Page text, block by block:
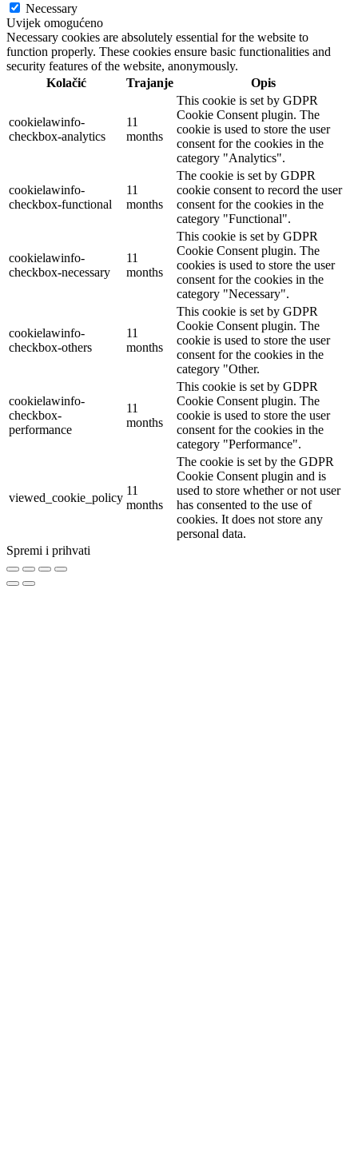
Necessary
Uvijek omogućeno
Necessary cookies are absolutely essential for the website to
function properly. These cookies ensure basic functionalities and
security features of the website, anonymously.
Kolačić
Trajanje Opis
cookielawinfo-
checkbox-analytics
11
months
This cookie is set by GDPR
Cookie Consent plugin. The
cookie is used to store the user
consent for the cookies in the
category "Analytics".
cookielawinfo-
checkbox-functional
11
months
The cookie is set by GDPR
cookie consent to record the user
consent for the cookies in the
category "Functional".
cookielawinfo-
checkbox-necessary
11
months
This cookie is set by GDPR
Cookie Consent plugin. The
cookies is used to store the user
consent for the cookies in the
category "Necessary".
cookielawinfo-
checkbox-others
11
months
This cookie is set by GDPR
Cookie Consent plugin. The
cookie is used to store the user
consent for the cookies in the
category "Other.
cookielawinfo-
checkbox-
performance
11
months
This cookie is set by GDPR
Cookie Consent plugin. The
cookie is used to store the user
consent for the cookies in the
category "Performance".
viewed_cookie_policy
11
months
The cookie is set by the GDPR
Cookie Consent plugin and is
used to store whether or not user
has consented to the use of
cookies. It does not store any
personal data.
Spremi i prihvati